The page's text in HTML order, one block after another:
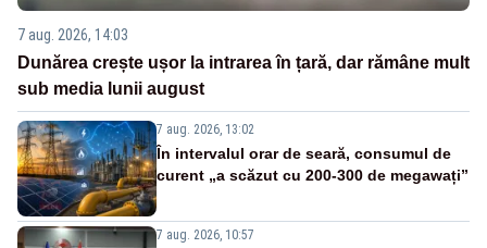
7 aug. 2026, 14:03
Dunărea crește ușor la intrarea în țară, dar rămâne mult
sub media lunii august
7 aug. 2026, 13:02
În intervalul orar de seară, consumul de
curent „a scăzut cu 200-300 de megawați”
7 aug. 2026, 10:57